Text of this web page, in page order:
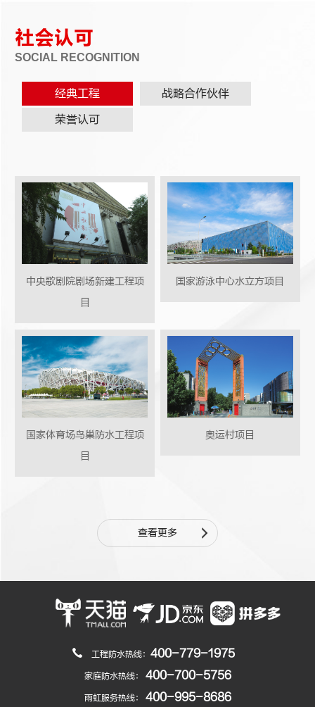
社会认可
SOCIAL RECOGNITION
经典工程 战略合作伙伴
荣誉认可
中央歌剧院剧场新建工程项
目
国家游泳中心水立方项目
国家体育场鸟巢防水工程项
目
奥运村项目
查看更多
工程防水热线： 400-779-1975
家庭防水热线： 400-700-5756
雨虹服务热线： 400-995-8686